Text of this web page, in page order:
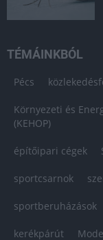
TÉMÁINKBÓL
Pécs
Környezeti és
(KEHOP)
építőipari cégek
sportcsarnok
sportberuházások
kerékpárút